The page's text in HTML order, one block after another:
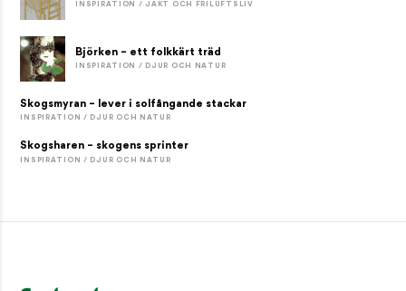
INSPIRATION / JAKT OCH FRILUFTSLIV
Björken – ett folkkärt träd
INSPIRATION / DJUR OCH NATUR
Skogsmyran – lever i solfångande stackar
INSPIRATION / DJUR OCH NATUR
Skogsharen – skogens sprinter
INSPIRATION / DJUR OCH NATUR